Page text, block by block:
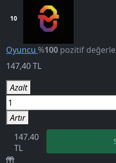
5.0
10
Oyuncu %100 pozitif
147,40TL
Azalt
Artır
147.40
TL